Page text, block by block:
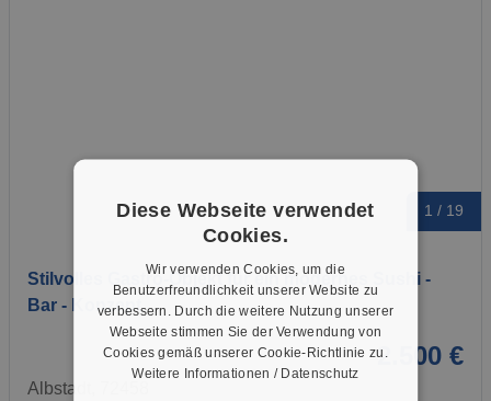
1 / 19
Stilvolles Gastro-Objekt für ein modernes Sushi -
Bar - Konzept
2.500 €
Albstadt, 72458
Diese Webseite verwendet
Cookies.
Wir verwenden Cookies, um die
Benutzerfreundlichkeit unserer Website zu
verbessern. Durch die weitere Nutzung unserer
Webseite stimmen Sie der Verwendung von
Cookies gemäß unserer Cookie-Richtlinie zu.
Weitere Informationen / Datenschutz